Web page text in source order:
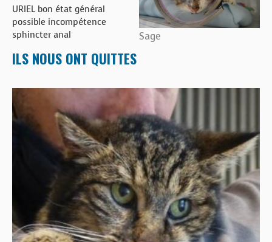
Sage
URIEL bon état général
possible incompétence
sphincter anal
ILS NOUS ONT QUITTES